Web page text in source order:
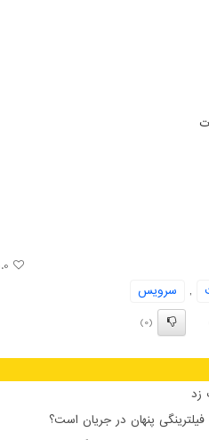
,
سرویس
(0)
پنهان در جریان است؟